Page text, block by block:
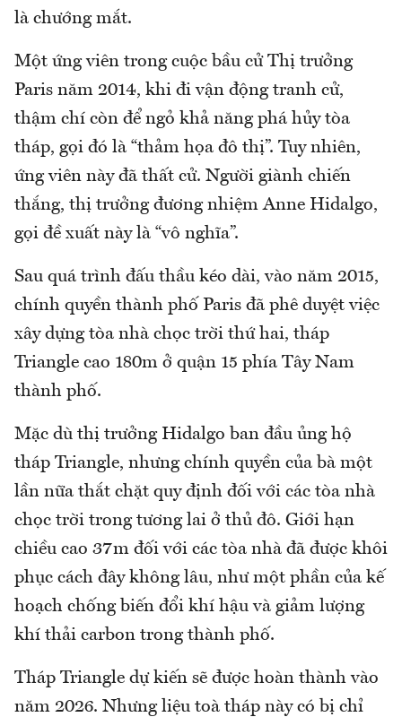
là chướng mắt.
Một ứng viên trong cuộc bầu cử Thị trưởng
Paris năm 2014, khi đi vận động tranh cử,
thậm chí còn để ngỏ khả năng phá hủy tòa
tháp, gọi đó là “thảm họa đô thị”. Tuy nhiên,
ứng viên này đã thất cử. Người giành chiến
thắng, thị trưởng đương nhiệm Anne Hidalgo,
gọi đề xuất này là “vô nghĩa”.
Sau quá trình đấu thầu kéo dài, vào năm 2015,
chính quyền thành phố Paris đã phê duyệt việc
xây dựng tòa nhà chọc trời thứ hai, tháp
Triangle cao 180m ở quận 15 phía Tây Nam
thành phố.
Mặc dù thị trưởng Hidalgo ban đầu ủng hộ
tháp Triangle, nhưng chính quyền của bà một
lần nữa thắt chặt quy định đối với các tòa nhà
chọc trời trong tương lai ở thủ đô. Giới hạn
chiều cao 37m đối với các tòa nhà đã được khôi
phục cách đây không lâu, như một phần của kế
hoạch chống biến đổi khí hậu và giảm lượng
khí thải carbon trong thành phố.
Tháp Triangle dự kiến sẽ được hoàn thành vào
năm 2026. Nhưng liệu toà tháp này có bị chỉ